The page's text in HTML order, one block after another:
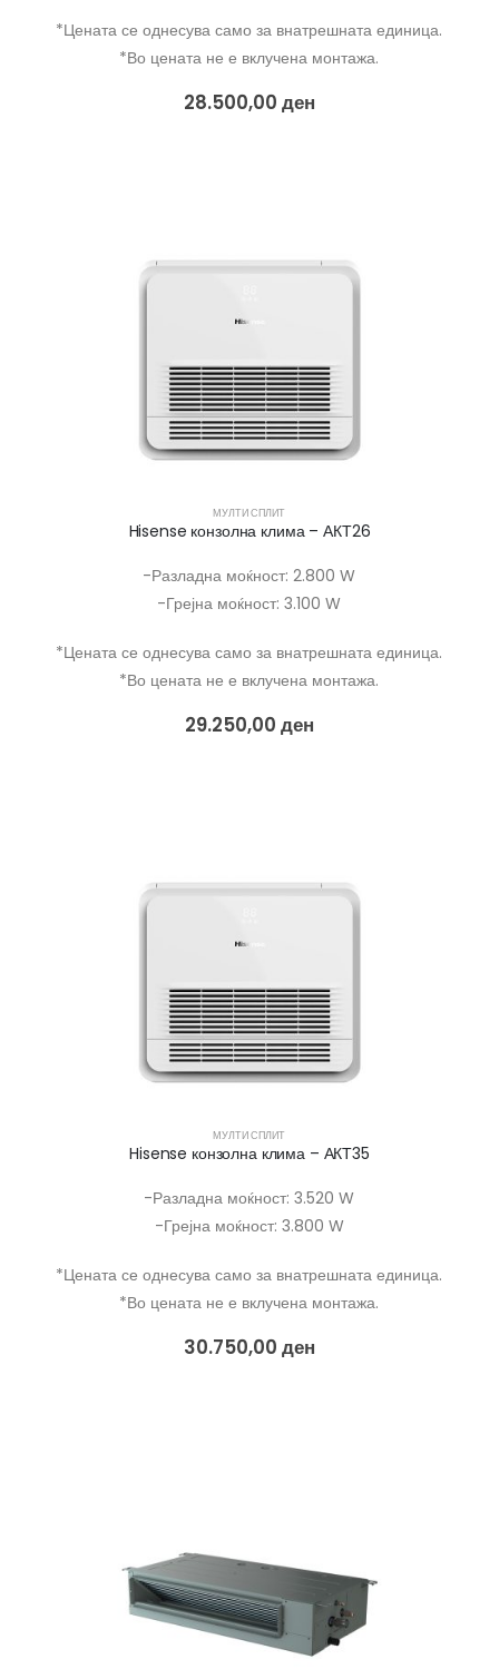
*Цената се однесува само за внатрешната единица.
*Во цената не е вклучена монтажа.
28.500,00 ден
МУЛТИ СПЛИТ
Hisense конзолна клима – АКТ26
-Разладна моќност: 2.800 W
-Грејна моќност: 3.100 W
*Цената се однесува само за внатрешната единица.
*Во цената не е вклучена монтажа.
29.250,00 ден
МУЛТИ СПЛИТ
Hisense конзолна клима – АКТ35
-Разладна моќност: 3.520 W
-Грејна моќност: 3.800 W
*Цената се однесува само за внатрешната единица.
*Во цената не е вклучена монтажа.
30.750,00 ден